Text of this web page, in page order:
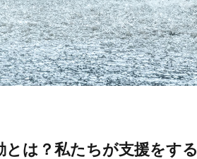
は？私たちが支援をす